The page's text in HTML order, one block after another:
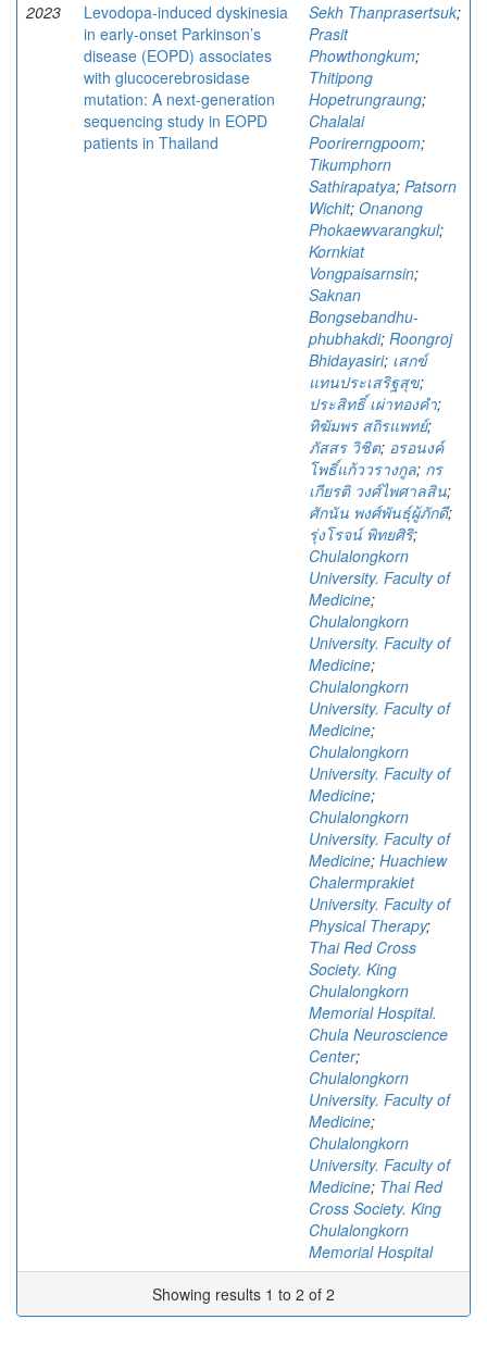
2023
Levodopa-induced dyskinesia
in early-onset Parkinson’s
disease (EOPD) associates
with glucocerebrosidase
mutation: A next-generation
sequencing study in EOPD
patients in Thailand
Sekh Thanprasertsuk;
Prasit
Phowthongkum;
Thitipong
Hopetrungraung;
Chalalai
Poorirerngpoom;
Tikumphorn
Sathirapatya; Patsorn
Wichit; Onanong
Phokaewvarangkul;
Kornkiat
Vongpaisarnsin;
Saknan
Bongsebandhu-
phubhakdi; Roongroj
Bhidayasiri; เสกข์
แทนประเสริฐสุข;
ประสิทธิ์ เผ่าทองคำ;
ทิฆัมพร สถิรแพทย์;
ภัสสร วิชิต; อรอนงค์
โพธิ์แก้ววรางกูล; กร
เกียรติ วงศ์ไพศาลสิน;
ศักนัน พงศ์พันธุ์ผู้ภักดี;
รุ่งโรจน์ พิทยศิริ;
Chulalongkorn
University. Faculty of
Medicine;
Chulalongkorn
University. Faculty of
Medicine;
Chulalongkorn
University. Faculty of
Medicine;
Chulalongkorn
University. Faculty of
Medicine;
Chulalongkorn
University. Faculty of
Medicine; Huachiew
Chalermprakiet
University. Faculty of
Physical Therapy;
Thai Red Cross
Society. King
Chulalongkorn
Memorial Hospital.
Chula Neuroscience
Center;
Chulalongkorn
University. Faculty of
Medicine;
Chulalongkorn
University. Faculty of
Medicine; Thai Red
Cross Society. King
Chulalongkorn
Memorial Hospital
Showing results 1 to 2 of 2